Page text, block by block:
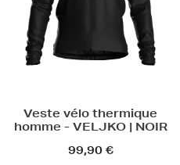
Veste vélo thermique
homme - VELJKO | NOIR
99,90 €